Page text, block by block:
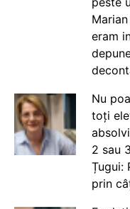
eram
Nu
toți
2 sau
Țugui:
prin